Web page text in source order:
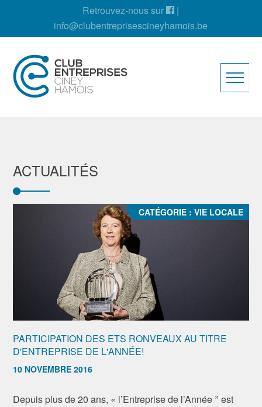
Retrouvez-nous sur
|
info@clubentreprisescineyhamois.be
ACTUALITÉS
PARTICIPATION DES ETS RONVEAUX AU TITRE
D'ENTREPRISE DE L'ANNÉE!
10 NOVEMBRE 2016
Depuis plus de 20 ans, « l’Entreprise de l’Année » est
CATÉGORIE : VIE LOCALE